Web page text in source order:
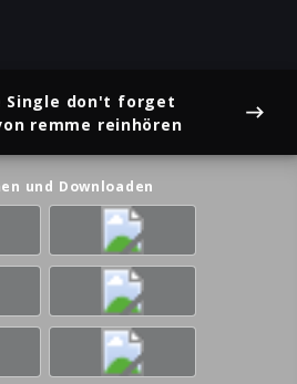
Single don't forget
remme reinhören
und Downloaden